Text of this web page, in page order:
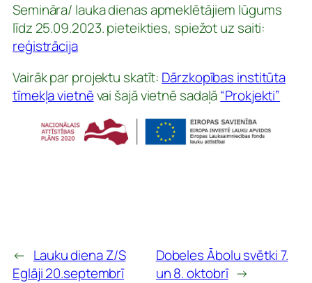
Semināra/ lauka dienas apmeklētājiem lūgums
līdz 25.09.2023. pieteikties, spiežot uz saiti:
reģistrācija
Vairāk par projektu skatīt: Dārzkopības institūta
tīmekļa vietnēvai šajā vietnē sadaļā“Prokjekti”
← Lauku diena Z/S
Eglāji 20.septembrī
Dobeles Ābolu svētki 7.
un 8. oktobrī →